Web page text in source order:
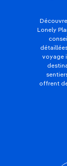
Lonely
voyage
offrent